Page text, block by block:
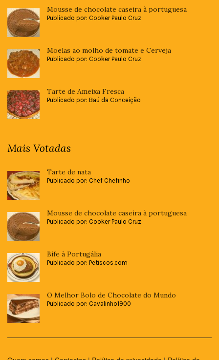
Mousse de chocolate caseira à portuguesa
Publicado por: Cooker Paulo Cruz
Moelas ao molho de tomate e Cerveja
Publicado por: Cooker Paulo Cruz
Tarte de Ameixa Fresca
Publicado por: Baú da Conceição
Mais Votadas
Tarte de nata
Publicado por: Chef Chefinho
Mousse de chocolate caseira à portuguesa
Publicado por: Cooker Paulo Cruz
Bife à Portugália
Publicado por: Petiscos.com
O Melhor Bolo de Chocolate do Mundo
Publicado por: Cavalinho1900